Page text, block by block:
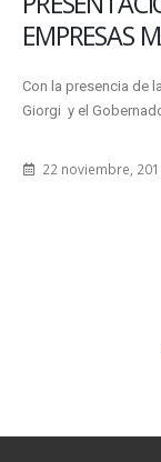
EMPRESAS
Con la presencia de
Giorgi y el
22 noviembre,